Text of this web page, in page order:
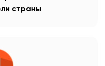
страны